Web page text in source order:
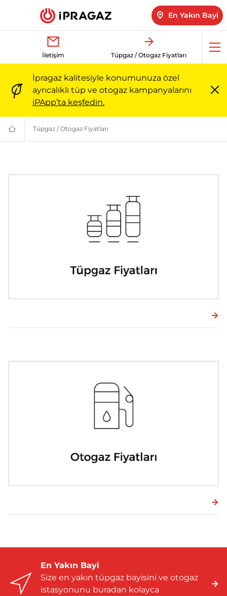
En Yakın Bayi
İletişim Tüpgaz / Otogaz Fiyatları
İpragaz kalitesiyle konumunuza özel
ayrıcalıklı tüp ve otogaz kampanyalarını
iPApp’ta keşfedin.
Türkiye’nin
Güvenilir
|
Tüpgaz / Otogaz Fiyatları
En Yakın Bayi
Size en yakın tüpgaz bayisini ve otogaz
istasyonunu buradan kolayca